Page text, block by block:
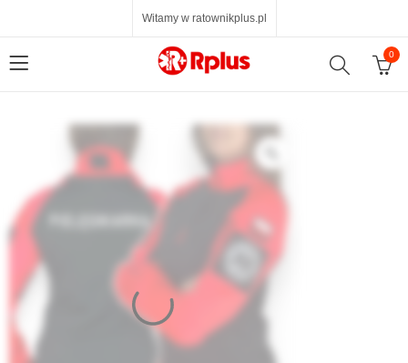
Witamy w ratownikplus.pl
0